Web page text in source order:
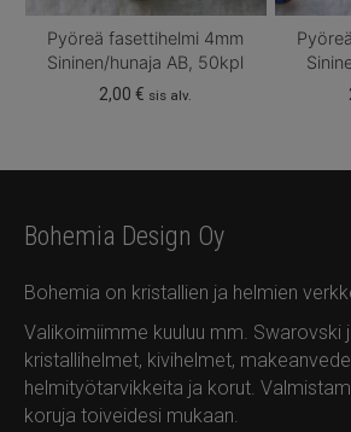
Pyöreä fasettihelmi 4mm
Sininen/hunaja AB, 50kpl
2,00€ sis alv.
Bohemia Design Oy
Bohemia on kristallien ja helmien
Valikoimiimme kuuluu mm. Swarovski
kristallihelmet, kivihelmet,
helmityötarvikkeita ja korut.
koruja toiveidesi mukaan.